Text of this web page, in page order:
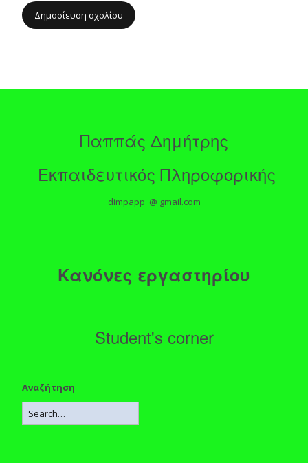
Παππάς Δημήτρης
Εκπαιδευτικός Πληροφορικής
dimpapp @ gmail.com
Κανόνες εργαστηρίου
Student's corner
Αναζήτηση